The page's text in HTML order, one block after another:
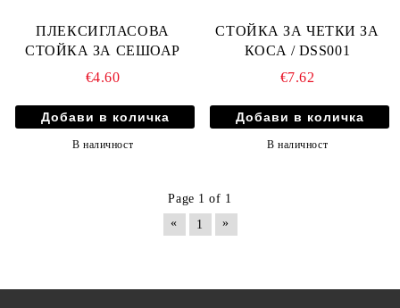
ПЛЕКСИГЛАСОВА
СТОЙКА ЗА СЕШОАР
€4.60
В наличност
СТОЙКА ЗА ЧЕТКИ ЗА
КОСА / DSS001
€7.62
В наличност
Page 1 of 1
«
1 »